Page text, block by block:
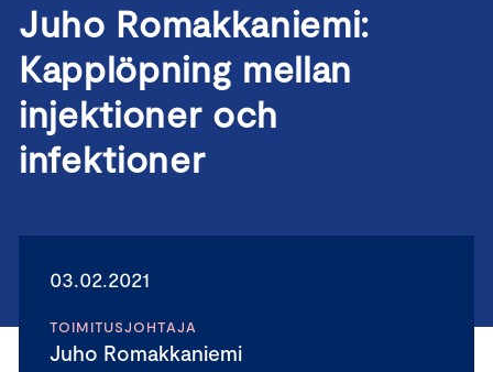
Juho Romakkaniemi:
Kapplöpning mellan
injektioner och
infektioner
03.02.2021
TOIMITUSJOHTAJA
Juho Romakkaniemi